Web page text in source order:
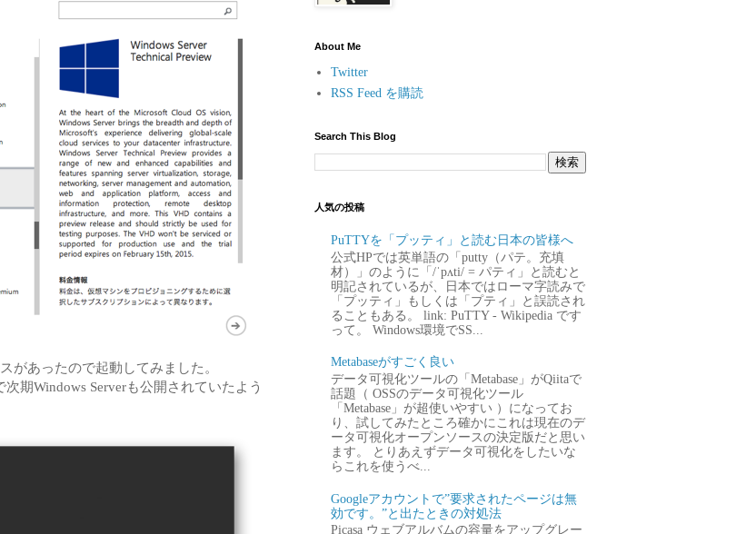
があったので起動してみました。
期Windows Serverも公開されていたよう
About Me
Twitter
RSS Feed を購読
Search This Blog
人気の投稿
PuTTYを「プッティ」と読む日本の皆様へ
公式HPでは英単語の「putty（パテ。充填
材）」のように「/ˈpʌti/ = パティ」と読むと
明記されているが、日本ではローマ字読みで
「プッティ」もしくは「プティ」と誤読され
ることもある。 link: PuTTY - Wikipedia です
って。 Windows環境でSS...
Metabaseがすごく良い
データ可視化ツールの「Metabase」がQiitaで
話題（ OSSのデータ可視化ツール
「Metabase」が超使いやすい ）になってお
り、試してみたところ確かにこれは現在のデ
ータ可視化オープンソースの決定版だと思い
ます。 とりあえずデータ可視化をしたいな
らこれを使うべ...
Googleアカウントで”要求されたページは無
効です。”と出たときの対処法
Picasa ウェブアルバムの容量をアップグレー